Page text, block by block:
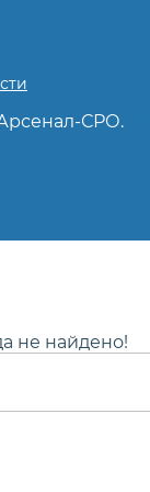
СРО.
не найдено!